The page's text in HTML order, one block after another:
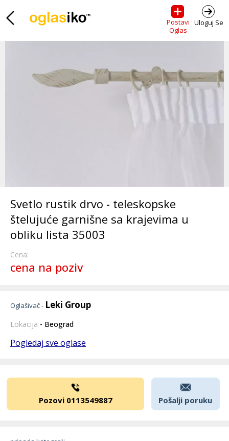
Postavi
Oglas
Uloguj Se
Svetlo rustik drvo - teleskopske
štelujuće garnišne sa krajevima u
obliku lista 35003
Cena:
cena na poziv
Oglašivač - Leki Group
Lokacija - Beograd
Pogledaj sve oglase
Pozovi 0113549887 Pošalji poruku